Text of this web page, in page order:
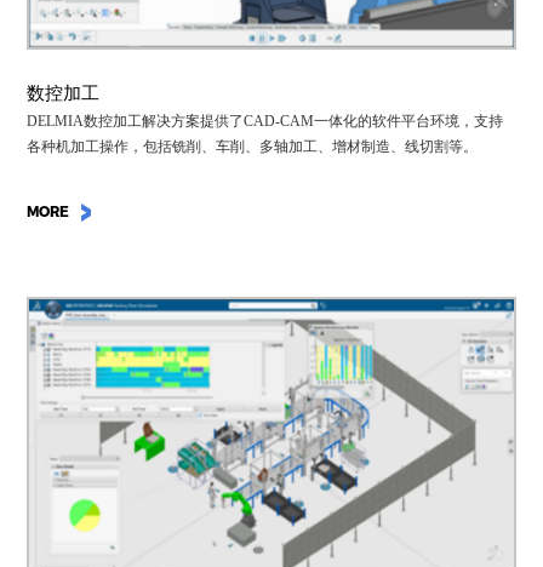
数控加工
DELMIA数控加工解决方案提供了CAD-CAM一体化的软件平台环境，支持
各种机加工操作，包括铣削、车削、多轴加工、增材制造、线切割等。
MORE